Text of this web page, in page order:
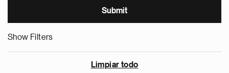
Show Filters
Limpiar todo